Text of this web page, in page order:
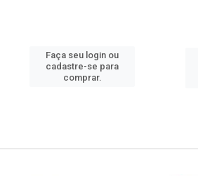
Faça seu login ou
cadastre-se para
comprar.